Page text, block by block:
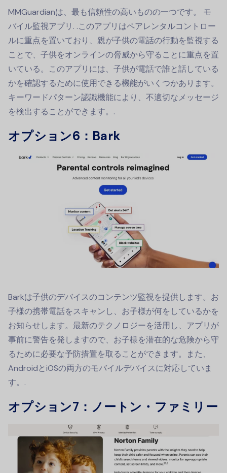
MMGuardianは、最も信頼性の高いものの一つです。 モ
バイル監視アプリ . .このアプリはペアレンタルコントロー
ルに重点を置いており、親が子供の電話の行動を監視する
ことで、子供をオンラインの脅威から守ることに重点を置
いている。このアプリには、子供が電話で誰と話している
かを確認するために使用できる機能がいくつかあります。
キーワードパターン認識機能により、不適切なメッセージ
を検出することができます。.
オプション6：Bark
Barkは子供のデバイスのコンテンツ監視を提供します。お
子様の携帯電話をスキャンし、お子様が何をしているかを
お知らせします。最新のテクノロジーを活用し、アプリが
事前に警告を発しますので、お子様を潜在的な危険から守
るために必要な予防措置を取ることができます。また、
AndroidとiOSの両方のモバイルデバイスに対応していま
す。.
オプション7：ノートン・ファミリー